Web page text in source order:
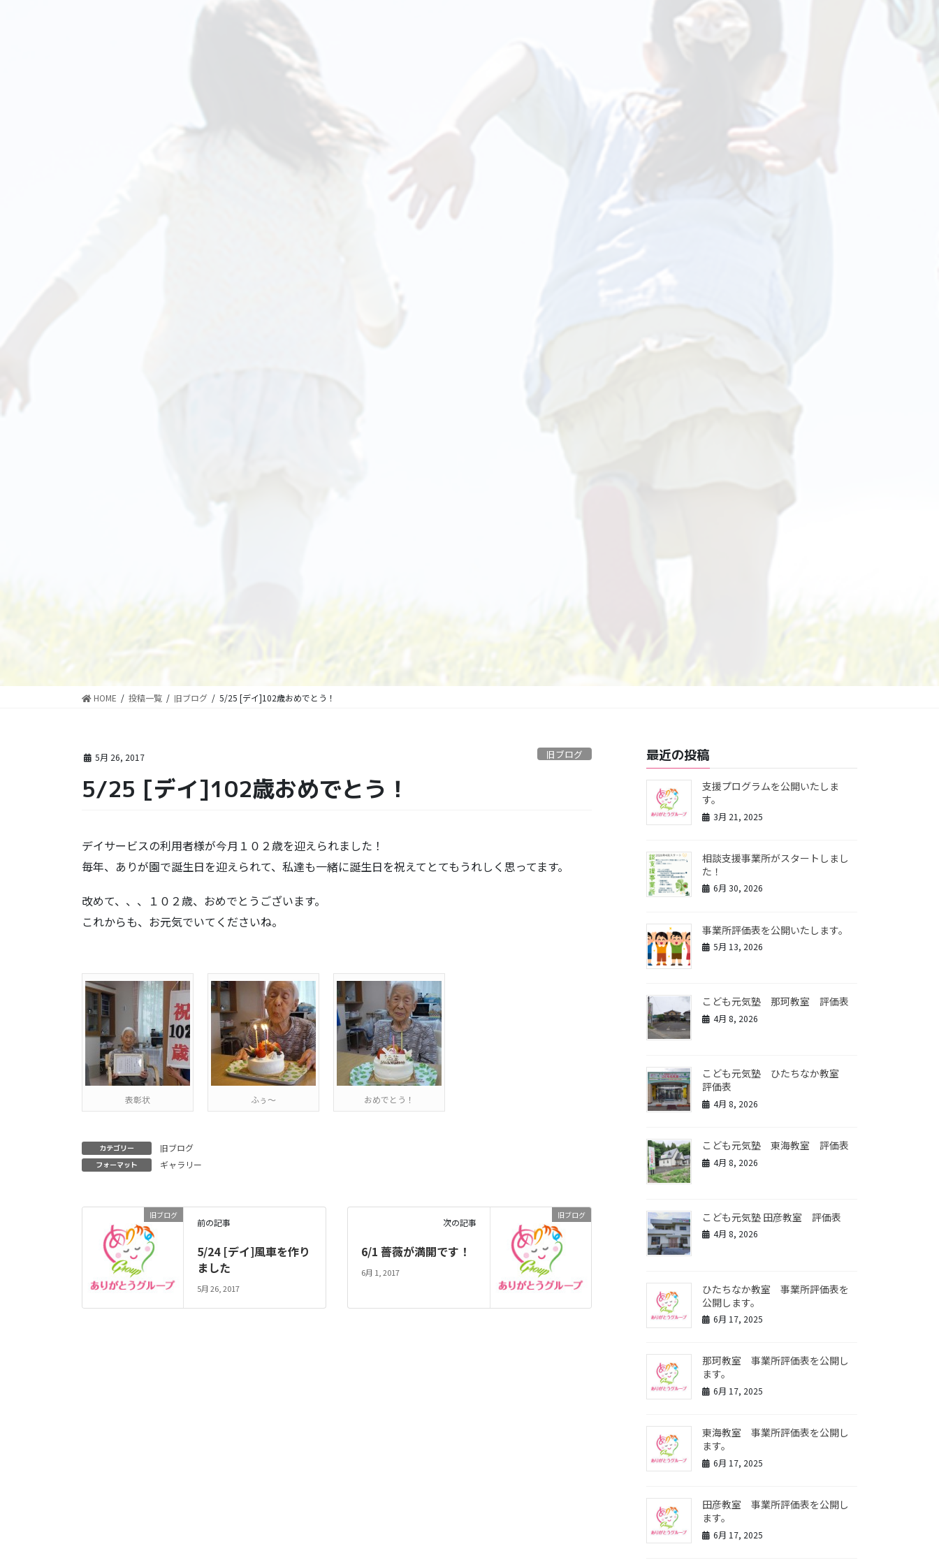
HOME 投稿一覧 旧ブログ 5/25 [デイ]102歳おめでとう！
5月 26, 2017 旧ブログ
5/25 [デイ]102歳おめでとう！
デイサービスの利用者様が今月１０２歳を迎えられました！
毎年、ありが園で誕生日を迎えられて、私達も一緒に誕生日を祝えてとてもうれしく思ってます。
改めて、、、１０２歳、おめでとうございます。
これからも、お元気でいてくださいね。
表彰状 ふぅ～ おめでとう！
カテゴリー 旧ブログ
フォーマット ギャラリー
旧ブログ
前の記事
5/24 [デイ]風車を作り
ました
5月 26, 2017
旧ブログ
次の記事
6/1 薔薇が満開です！
6月 1, 2017
最近の投稿
支援プログラムを公開いたしま
す。
3月 21, 2025
相談支援事業所がスタートしまし
た！
6月 30, 2026
事業所評価表を公開いたします。
5月 13, 2026
こども元気塾 那珂教室 評価表
4月 8, 2026
こども元気塾 ひたちなか教室
評価表
4月 8, 2026
こども元気塾 東海教室 評価表
4月 8, 2026
こども元気塾 田彦教室 評価表
4月 8, 2026
ひたちなか教室 事業所評価表を
公開します。
6月 17, 2025
那珂教室 事業所評価表を公開し
ます。
6月 17, 2025
東海教室 事業所評価表を公開し
ます。
6月 17, 2025
田彦教室 事業所評価表を公開し
ます。
6月 17, 2025